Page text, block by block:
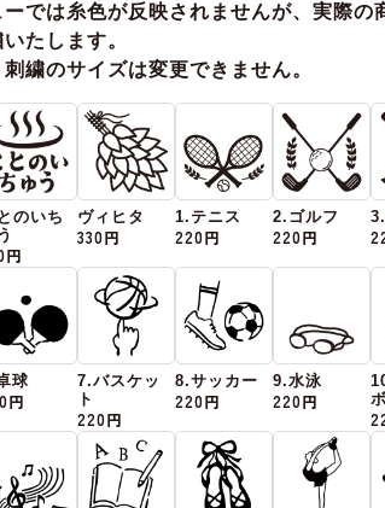
では糸色が反映されませんが、実際の
たします。
繍のサイズは変更できません。
のいち
円
ヴィヒタ
330円
1.テニス
220円
2.ゴルフ
220円
球
円
7.バスケッ
ト
220円
8.サッカー
220円
9.水泳
220円